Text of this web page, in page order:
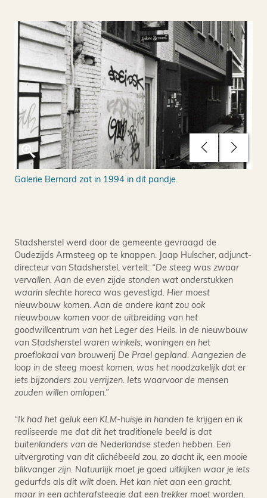
Galerie Bernard zat in 1994 in dit pandje.
Stadsherstel werd door de gemeente gevraagd de
Oudezijds Armsteeg op te knappen. Jaap Hulscher, adjunct-
directeur van Stadsherstel, vertelt: “De steeg was zwaar
vervallen. Aan de even zijde stonden wat onderstukken
waarin slechte horeca was gevestigd. Hier moest
nieuwbouw komen. Aan de andere kant zou ook
nieuwbouw komen voor de uitbreiding van het
goodwillcentrum van het Leger des Heils. In de nieuwbouw
van Stadsherstel waren winkels, woningen en het
proeflokaal van brouwerij De Prael gepland. Aangezien de
loop in de steeg moest komen, was het noodzakelijk dat er
iets bijzonders zou verrijzen. Iets waarvoor de mensen
zouden willen omlopen.”
“Ik had het geluk een KLM-huisje in handen te krijgen en ik
realiseerde me dat dit het traditionele beeld is dat
buitenlanders van de Nederlandse steden hebben. Een
uitvergroting van dit clichébeeld zou, zo dacht ik, een mooie
blikvanger zijn. Natuurlijk moet je goed uitkijken waar je iets
gedurfds als dit wilt doen. Het kan niet aan een gracht,
maar in een achterafsteegje dat een trekker moet worden,